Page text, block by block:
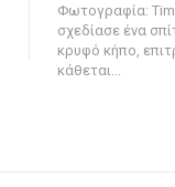
Φωτογραφία: Timothy Kaye
σχεδίασε ένα
κρυφό κήπο,
κάθεται...